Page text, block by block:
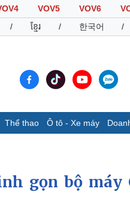
VOV5 VOV6
/ ខ្មែរ / 한국어 /
Thể thao Ô tô - Xe máy
Ảnh
E-Magazine
gọn bộ máy